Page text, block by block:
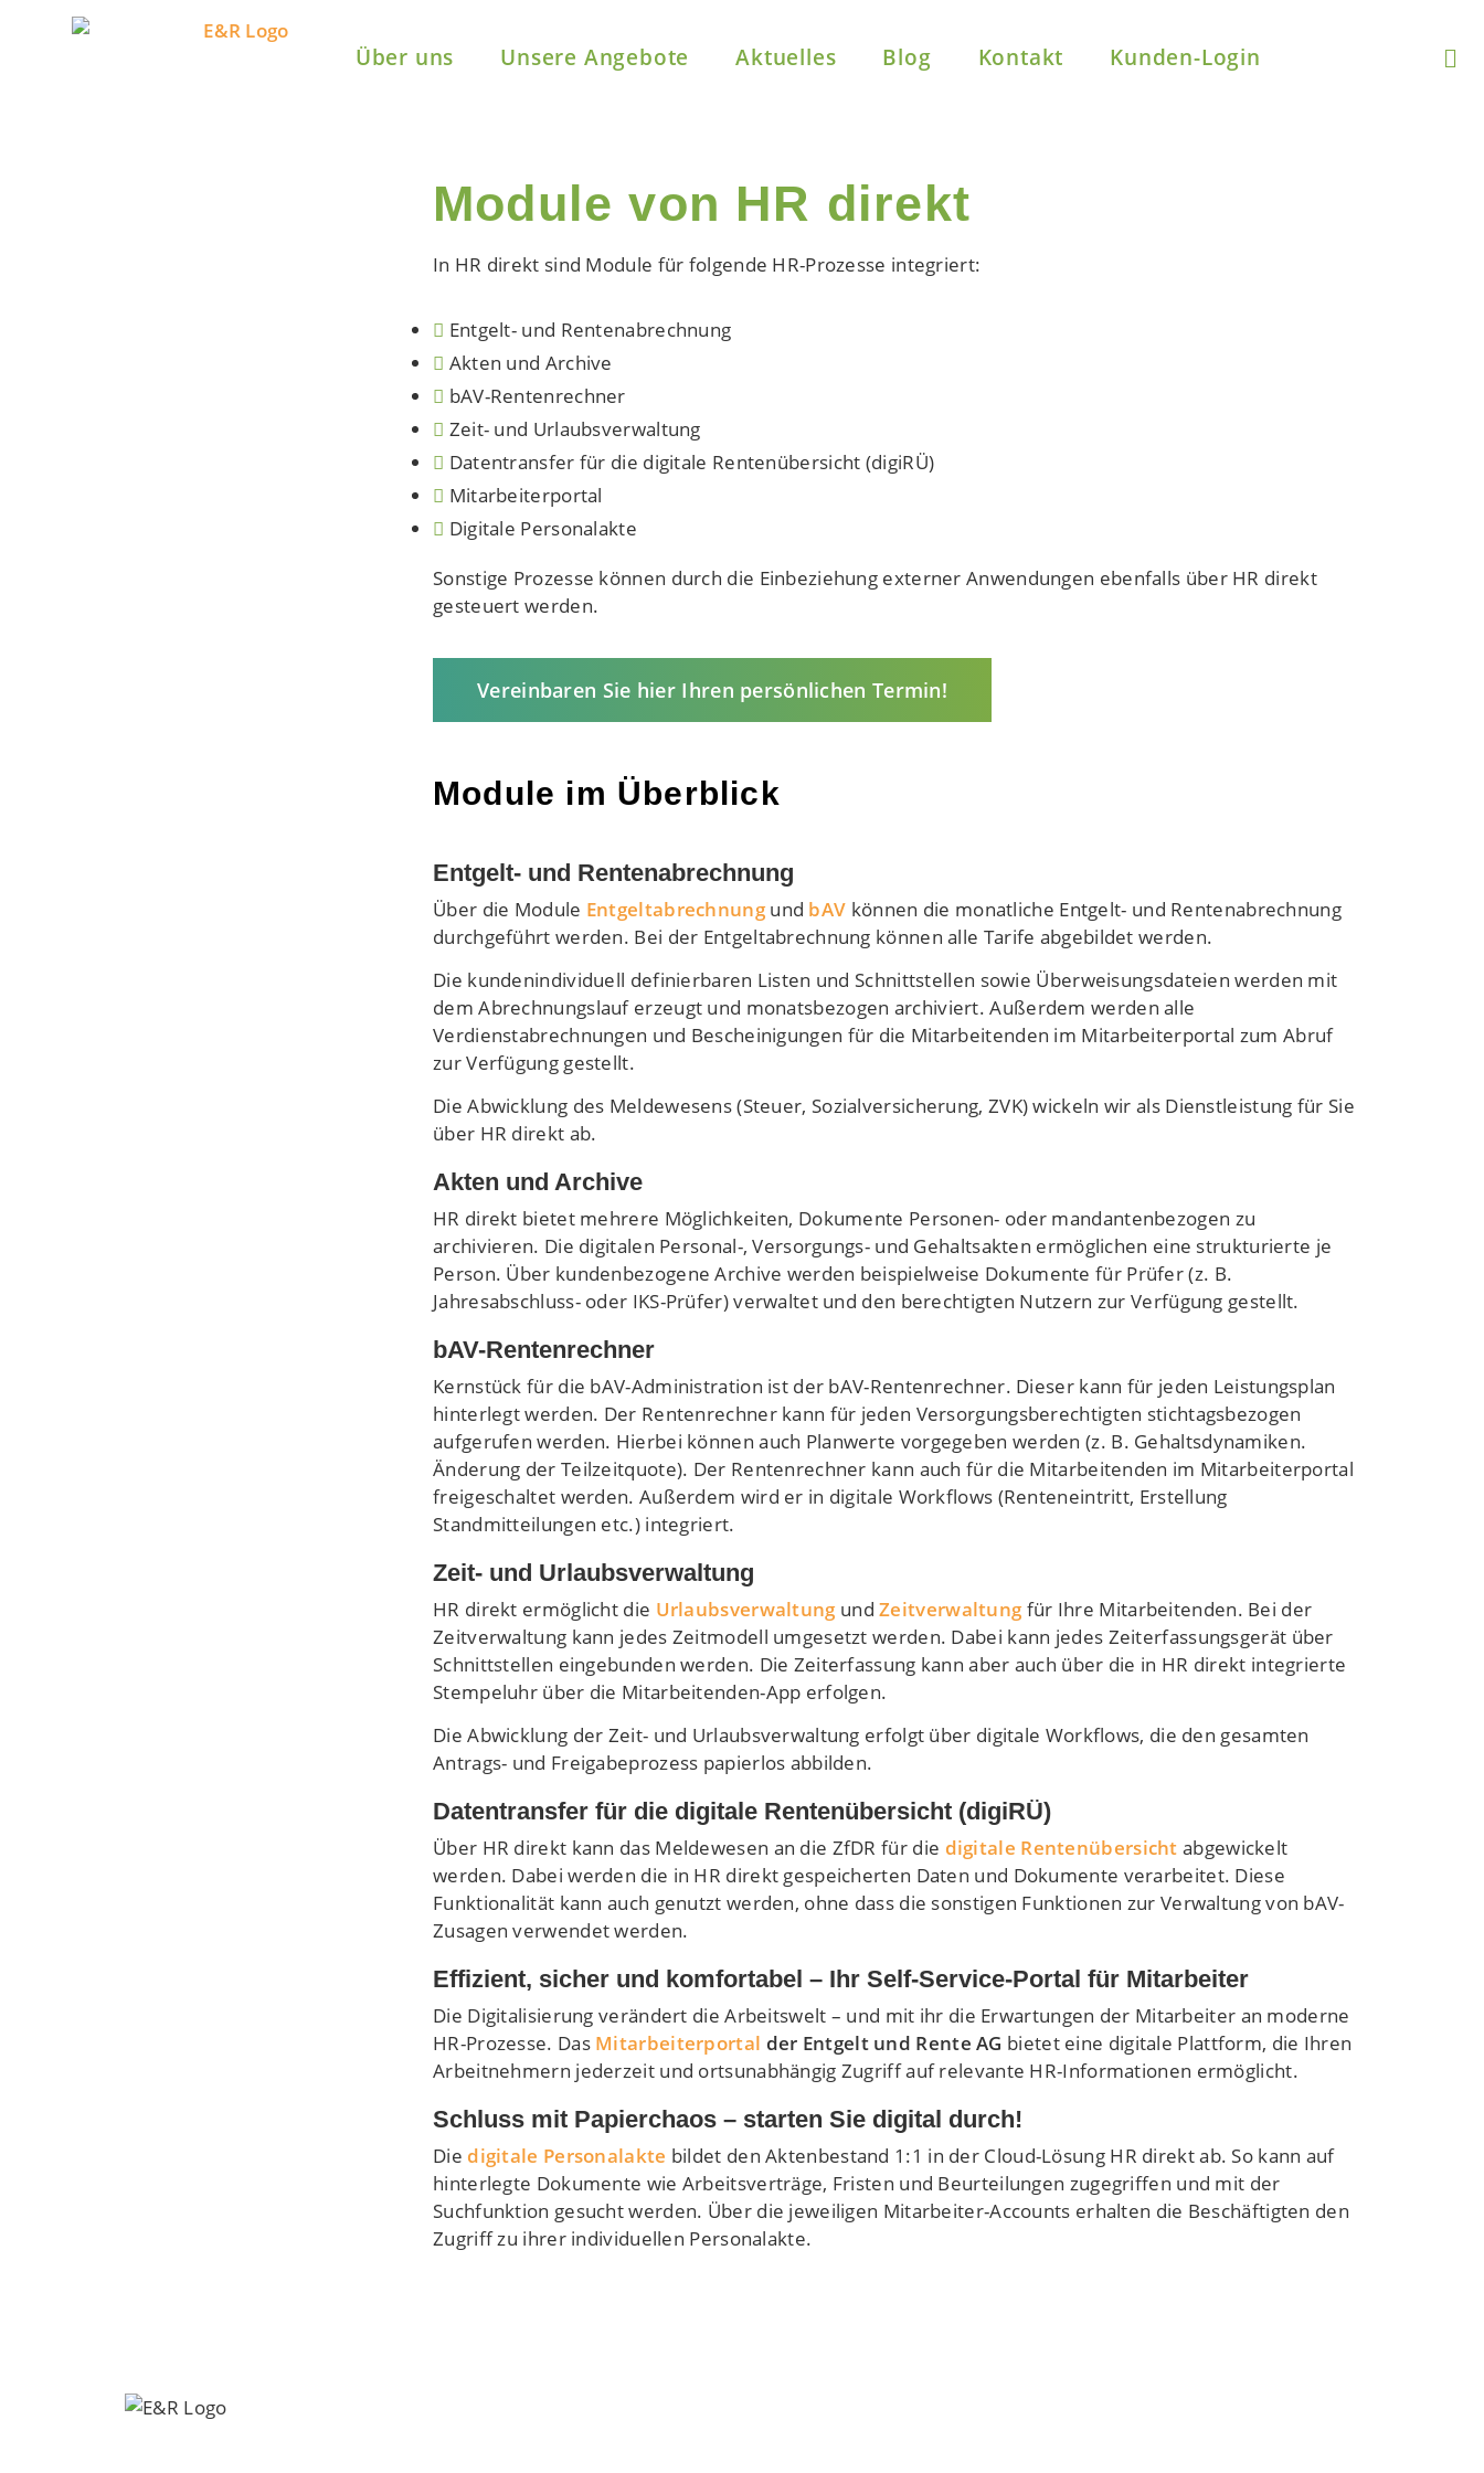
Über uns Unsere Angebote Aktuelles Blog Kontakt Kunden-Login
Module von HR direkt
In HR direkt sind Module für folgende HR-Prozesse integriert:
Entgelt- und Rentenabrechnung
Akten und Archive
bAV-Rentenrechner
Zeit- und Urlaubsverwaltung
Datentransfer für die digitale Rentenübersicht (digiRÜ)
Mitarbeiterportal
Digitale Personalakte
Sonstige Prozesse können durch die Einbeziehung externer Anwendungen ebenfalls über HR direkt
gesteuert werden.
Vereinbaren Sie hier Ihren persönlichen Termin!
Module im Überblick
Entgelt- und Rentenabrechnung
Über die Module Entgeltabrechnungund bAV können die monatliche Entgelt- und Rentenabrechnung
durchgeführt werden. Bei der Entgeltabrechnung können alle Tarife abgebildet werden.
Die kundenindividuell definierbaren Listen und Schnittstellen sowie Überweisungsdateien werden mit
dem Abrechnungslauf erzeugt und monatsbezogen archiviert. Außerdem werden alle
Verdienstabrechnungen und Bescheinigungen für die Mitarbeitenden im Mitarbeiterportal zum Abruf
zur Verfügung gestellt.
Die Abwicklung des Meldewesens (Steuer, Sozialversicherung, ZVK) wickeln wir als Dienstleistung für Sie
über HR direkt ab.
Akten und Archive
HR direkt bietet mehrere Möglichkeiten, Dokumente Personen- oder mandantenbezogen zu
archivieren. Die digitalen Personal-, Versorgungs- und Gehaltsakten ermöglichen eine strukturierte je
Person. Über kundenbezogene Archive werden beispielweise Dokumente für Prüfer (z. B.
Jahresabschluss- oder IKS-Prüfer) verwaltet und den berechtigten Nutzern zur Verfügung gestellt.
bAV-Rentenrechner
Kernstück für die bAV-Administration ist der bAV-Rentenrechner. Dieser kann für jeden Leistungsplan
hinterlegt werden. Der Rentenrechner kann für jeden Versorgungsberechtigten stichtagsbezogen
aufgerufen werden. Hierbei können auch Planwerte vorgegeben werden (z. B. Gehaltsdynamiken.
Änderung der Teilzeitquote). Der Rentenrechner kann auch für die Mitarbeitenden im Mitarbeiterportal
freigeschaltet werden. Außerdem wird er in digitale Workflows (Renteneintritt, Erstellung
Standmitteilungen etc.) integriert.
Zeit- und Urlaubsverwaltung
HR direkt ermöglicht die UrlaubsverwaltungundZeitverwaltungfür Ihre Mitarbeitenden. Bei der
Zeitverwaltung kann jedes Zeitmodell umgesetzt werden. Dabei kann jedes Zeiterfassungsgerät über
Schnittstellen eingebunden werden. Die Zeiterfassung kann aber auch über die in HR direkt integrierte
Stempeluhr über die Mitarbeitenden-App erfolgen.
Die Abwicklung der Zeit- und Urlaubsverwaltung erfolgt über digitale Workflows, die den gesamten
Antrags- und Freigabeprozess papierlos abbilden.
Datentransfer für die digitale Rentenübersicht (digiRÜ)
Über HR direkt kann das Meldewesen an die ZfDR für die digitale Rentenübersicht abgewickelt
werden. Dabei werden die in HR direkt gespeicherten Daten und Dokumente verarbeitet. Diese
Funktionalität kann auch genutzt werden, ohne dass die sonstigen Funktionen zur Verwaltung von bAV-
Zusagen verwendet werden.
Effizient, sicher und komfortabel – Ihr Self-Service-Portal für Mitarbeiter
Die Digitalisierung verändert die Arbeitswelt – und mit ihr die Erwartungen der Mitarbeiter an moderne
HR-Prozesse. Das Mitarbeiterportal der Entgelt und Rente AG bietet eine digitale Plattform, die Ihren
Arbeitnehmern jederzeit und ortsunabhängig Zugriff auf relevante HR-Informationen ermöglicht.
Schluss mit Papierchaos – starten Sie digital durch!
Diedigitale Personalakte bildet den Aktenbestand 1:1 in der Cloud-Lösung HR direkt ab. So kann auf
hinterlegte Dokumente wie Arbeitsverträge, Fristen und Beurteilungen zugegriffen und mit der
Suchfunktion gesucht werden. Über die jeweiligen Mitarbeiter-Accounts erhalten die Beschäftigten den
Zugriff zu ihrer individuellen Personalakte.